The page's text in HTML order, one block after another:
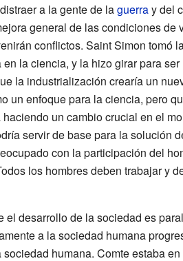
a la gente de laguerray del
general de las condiciones
conflictos. Saint Simon tomó
la ciencia, y la hizo girar para
la industrialización crearía un
un enfoque para la ciencia, pero
un cambio crucial en el
servir de base para la solución
con la participación del
los hombres deben trabajar y
el desarrollo de la sociedad es
a la sociedad humana
humana. Comte estaba